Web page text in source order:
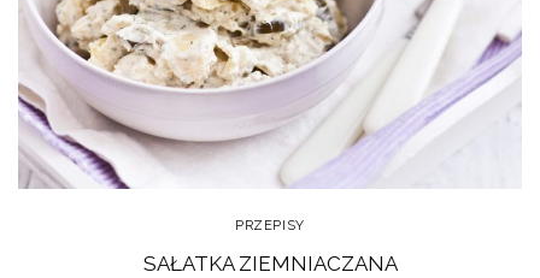
PRZEPISY
SAŁATKA ZIEMNIACZANA